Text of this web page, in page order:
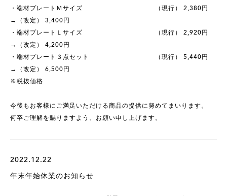
・端材プレートＭサイズ （現行） 2,380円
→（改定） 3,400円
・端材プレートＬサイズ （現行） 2,920円
→（改定） 4,200円
・端材プレート３点セット （現行） 5,440円
→（改定） 6,500円
※税抜価格
今後もお客様にご満足いただける商品の提供に努めてまいります。
何卒ご理解を賜りますよう、お願い申し上げます。
2022.12.22
年末年始休業のお知らせ